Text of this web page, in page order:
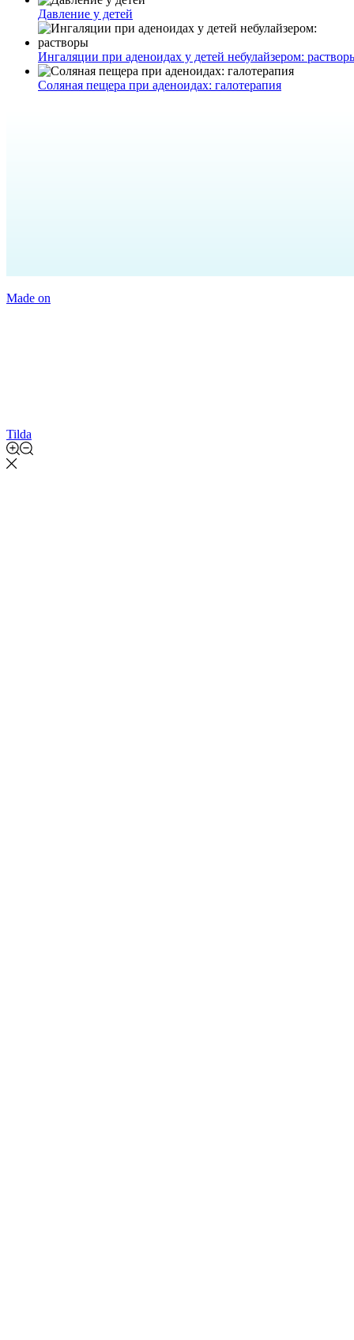
Давление у детей
Ингаляции при аденоидах у детей небулайзером:
Соляная пещера при аденоидах: галотерапия
Made on
Tilda